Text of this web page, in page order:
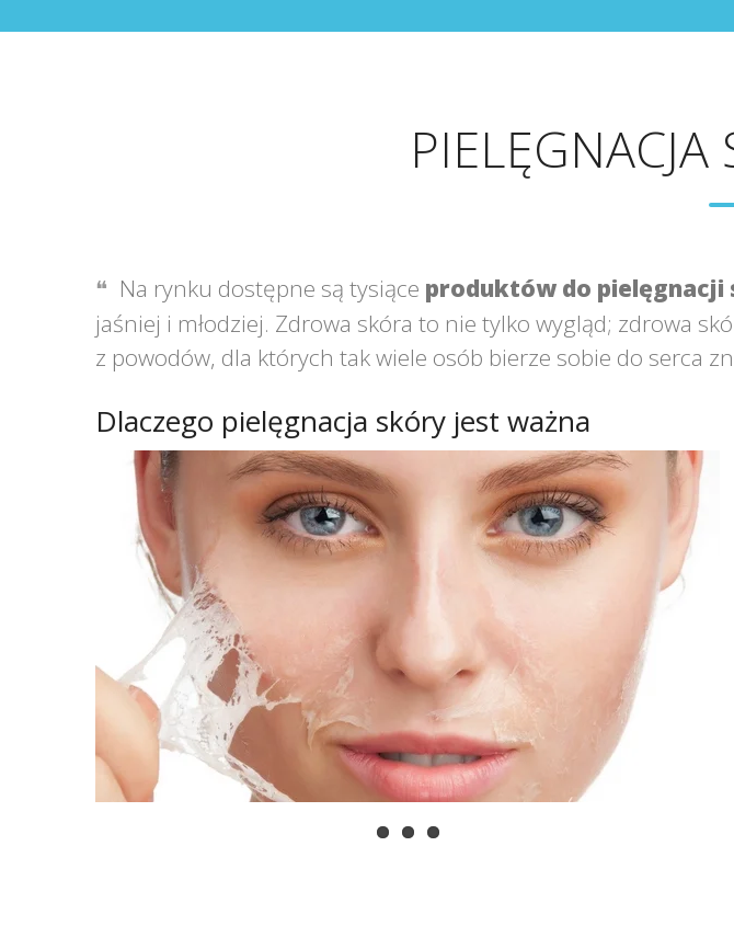
PIELĘGNACJA
Na rynku dostępne są tysiące produktów do pielęgnacji
jaśniej i młodziej. Zdrowa skóra to nie tylko wygląd; zdrowa
z powodów, dla których tak wiele osób bierze sobie do serca
Dlaczego pielęgnacja skóry jest ważna